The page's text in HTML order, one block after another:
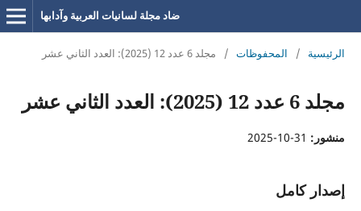
ضاد مجلة لسانيات العربية وآدابها
الرئيسية / المحفوظات / مجلد 6 عدد 12 (2025): العدد الثاني عشر
مجلد 6 عدد 12 (2025): العدد الثاني عشر
منشور: 31-10-2025
إصدار كامل